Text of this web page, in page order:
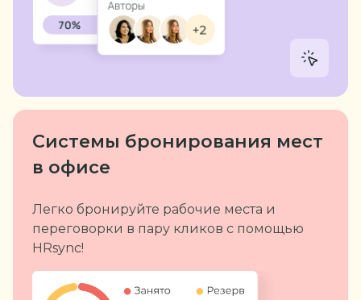
Системы бронирования мест
в офисе
Легко бронируйте рабочие места и
переговорки в пару кликов с помощью
HRsync!